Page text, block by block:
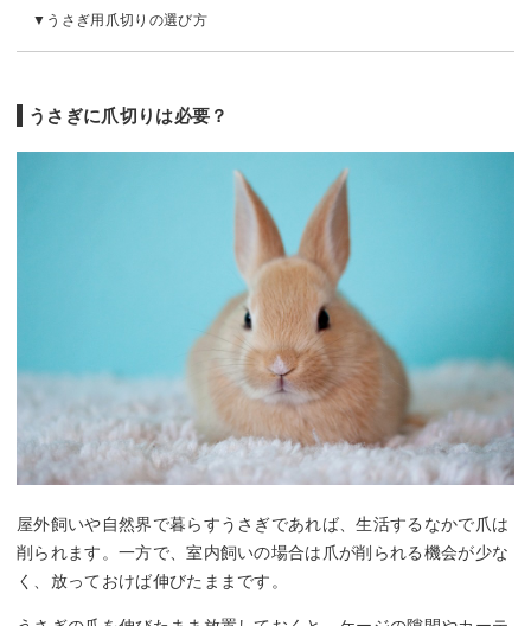
うさぎ用爪切りの選び方
うさぎに爪切りは必要？
屋外飼いや自然界で暮らすうさぎであれば、生活するなかで爪は
削られます。一方で、室内飼いの場合は爪が削られる機会が少な
く、放っておけば伸びたままです。